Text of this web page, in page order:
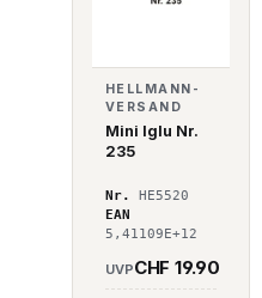
HELLMANN-
VERSAND
Mini Iglu Nr.
235
Nr.
HE5520
EAN
5,41109E+12
UVPCHF 19.90